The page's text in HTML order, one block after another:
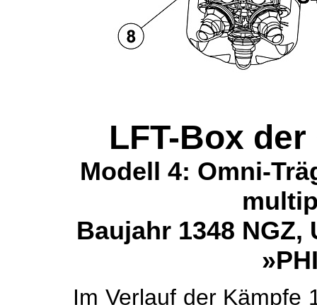
LFT-Box
Modell 4: Omni-
Baujahr 1348 NGZ,
Im Verlauf der Kämpfe